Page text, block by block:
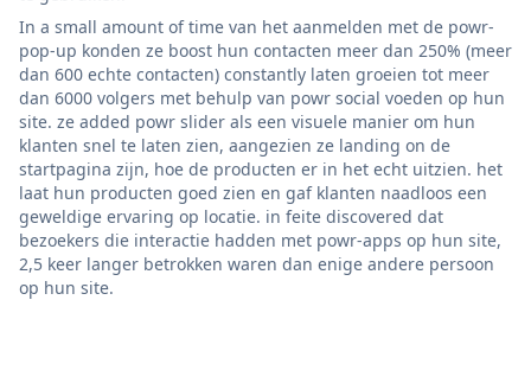
In a small amount of time van het aanmelden met de powr-
pop-up konden ze boost hun contacten meer dan 250% (meer
dan 600 echte contacten) constantly laten groeien tot meer
dan 6000 volgers met behulp van powr social voeden op hun
site. ze added powr slider als een visuele manier om hun
klanten snel te laten zien, aangezien ze landing on de
startpagina zijn, hoe de producten er in het echt uitzien. het
laat hun producten goed zien en gaf klanten naadloos een
geweldige ervaring op locatie. in feite discovered dat
bezoekers die interactie hadden met powr-apps op hun site,
2,5 keer langer betrokken waren dan enige andere persoon
op hun site.